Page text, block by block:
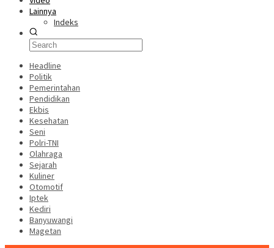
Lainnya
Indeks
Headline
Politik
Pemerintahan
Pendidikan
Ekbis
Kesehatan
Seni
Polri-TNI
Olahraga
Sejarah
Kuliner
Otomotif
Iptek
Kediri
Banyuwangi
Magetan